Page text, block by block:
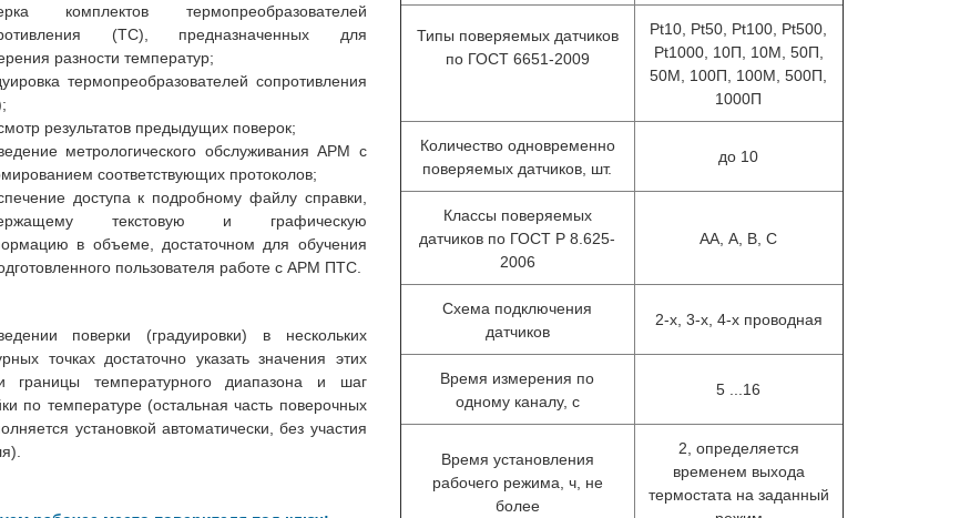
цифровых датчиков
ЛЦД-2-SD/RM
Датчики температуры
многозонные цифровые МЦДТ
2401
Излучатели в виде модели
абсолютно черного тела АЧТ
75/50/600
комплектов термопреобразователей
(ТС), предназначенных для
разности температур;
термопреобразователей сопротивления
результатов предыдущих поверок;
метрологического обслуживания АРМ с
соответствующих протоколов;
доступа к подробному файлу справки,
текстовую и графическую
в объеме, достаточном для обучения
пользователя работе с АРМ ПТС.
поверки (градуировки) в нескольких
точках достаточно указать значения этих
границы температурного диапазона и шаг
по температуре (остальная часть поверочных
установкой автоматически, без участия
Типы поверяемых датчиков
по ГОСТ 6651-2009
Pt10, Pt50, Pt100, Pt500,
Pt1000, 10П, 10М, 50П,
50М, 100П, 100М, 500П,
1000П
Количество одновременно
поверяемых датчиков, шт.
до 10
Классы поверяемых
датчиков по ГОСТ Р 8.625-
2006
АА, A, B, C
Схема подключения
датчиков
2-х, 3-х, 4-х проводная
Время измерения по
одному каналу, с
5 ...16
Время установления
рабочего режима, ч, не
более
2, определяется
временем выхода
термостата на заданный